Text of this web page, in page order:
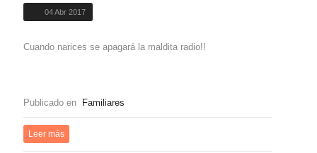
04 Abr 2017
Cuando narices se apagará la maldita radio!!
Publicado en Familiares
Leer más